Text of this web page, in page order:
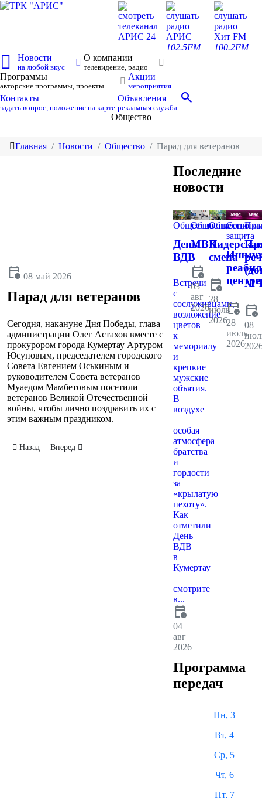
смотреть
телеканал
АРИС 24
слушать
радио
АРИС
102.5FM
слушать
радио
Хит FM
100.2FM
Новости
на любой вкус
О компании
телевидение, радио
Программы
авторские программы, проекты...
Акции
мероприятия
Контакты
задать вопрос, положение на карте
Объявления
рекламная служба
search
Общество
Главная Новости Общество Парад для ветеранов
calendar_clock 08 май 2026
Парад для ветеранов
Сегодня, накануне Дня Победы, глава
администрации Олег Астахов вместе с
прокурором города Кумертау Артуром
Юсуповым, председателем городского
Совета Евгением Оськиным и
руководителем Совета ветеранов
Муаедом Мамбетовым посетили
ветеранов Великой Отечественной
войны, чтобы лично поздравить их с
этим важным праздником.
Предыдущий: Аллея Славы
Назад Следующий: Заседание по летнему отдыху
Вперед
Последние
новости
Общество
День
ВДВ
Встречи
с
сослуживцами,
возложение
цветов
к
мемориалу
и
крепкие
мужские
объятия.
В
воздухе
—
особая
атмосфера
братства
и
гордости
за
«крылатую
пехоту».
Как
отметили
День
ВДВ
в
Кумертау
—
смотрите
в...
calendar_clock
04
авг
2026
Общество
МВК
calendar_clock
03
авг
2026
Общество
смена
calendar_clock
28
июль
2026
защита
центре
calendar_clock
28
июль
2026
calendar_clock
08
Программа
передач
Пн, 3
Вт, 4
Ср, 5
Чт, 6
Пт, 7